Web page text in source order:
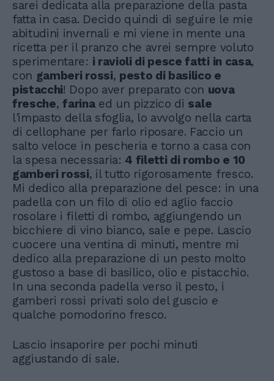
sarei dedicata alla preparazione della pasta
fatta in casa. Decido quindi di seguire le mie
abitudini invernali e mi viene in mente una
ricetta per il pranzo che avrei sempre voluto
sperimentare: i ravioli di pesce fatti in casa,
con gamberi rossi, pesto di basilico e
pistacchi! Dopo aver preparato con uova
fresche,farinaed un pizzico di sale
l'impasto della sfoglia, lo avvolgo nella carta
di cellophane per farlo riposare. Faccio un
salto veloce in pescheria e torno a casa con
la spesa necessaria: 4 filetti di rombo e 10
gamberi rossi, il tutto rigorosamente fresco.
Mi dedico alla preparazione del pesce: in una
padella con un filo di olio ed aglio faccio
rosolare i filetti di rombo, aggiungendo un
bicchiere di vino bianco, sale e pepe. Lascio
cuocere una ventina di minuti, mentre mi
dedico alla preparazione di un pesto molto
gustoso a base di basilico, olio e pistacchio.
In una seconda padella verso il pesto, i
gamberi rossi privati solo del guscio e
qualche pomodorino fresco.
Lascio insaporire per pochi minuti
aggiustando di sale.